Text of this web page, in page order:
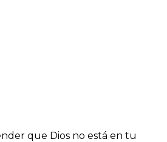
que Dios no está en tu